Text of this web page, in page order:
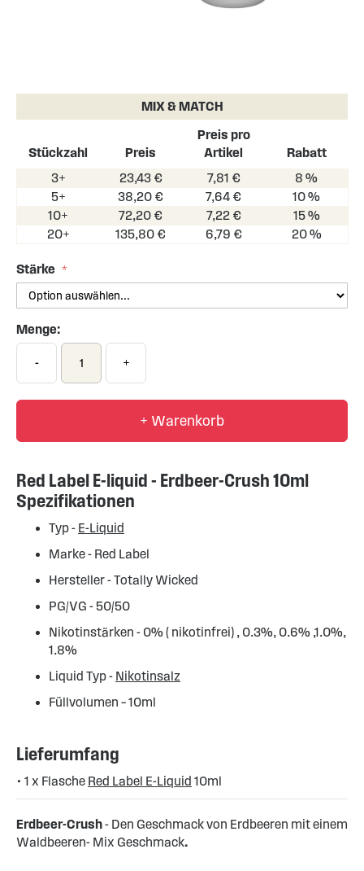
the
the
gallery
MIX & MATCH
Stückzahl Preis
Preis pro
Artikel
Rabatt
3+
23,43 € 7,81 €
8 %
5+
38,20 € 7,64 €
10 %
10+
72,20 € 7,22 €
15 %
20+
135,80 € 6,79 € 20 %
Stärke
Menge:
- +
+ Warenkorb
Red Label E-liquid - Erdbeer-Crush 10ml
Spezifikationen
Typ - E-Liquid
Marke - Red Label
Hersteller - Totally Wicked
PG/VG - 50/50
Nikotinstärken - 0% ( nikotinfrei) , 0.3%, 0.6% ,1.0%,
1.8%
Liquid Typ - Nikotinsalz
Füllvolumen – 10ml
Lieferumfang
• 1 x Flasche Red Label E-Liquid 10ml
Erdbeer-Crush- Den Geschmack von Erdbeeren mit einem
Waldbeeren- Mix Geschmack.